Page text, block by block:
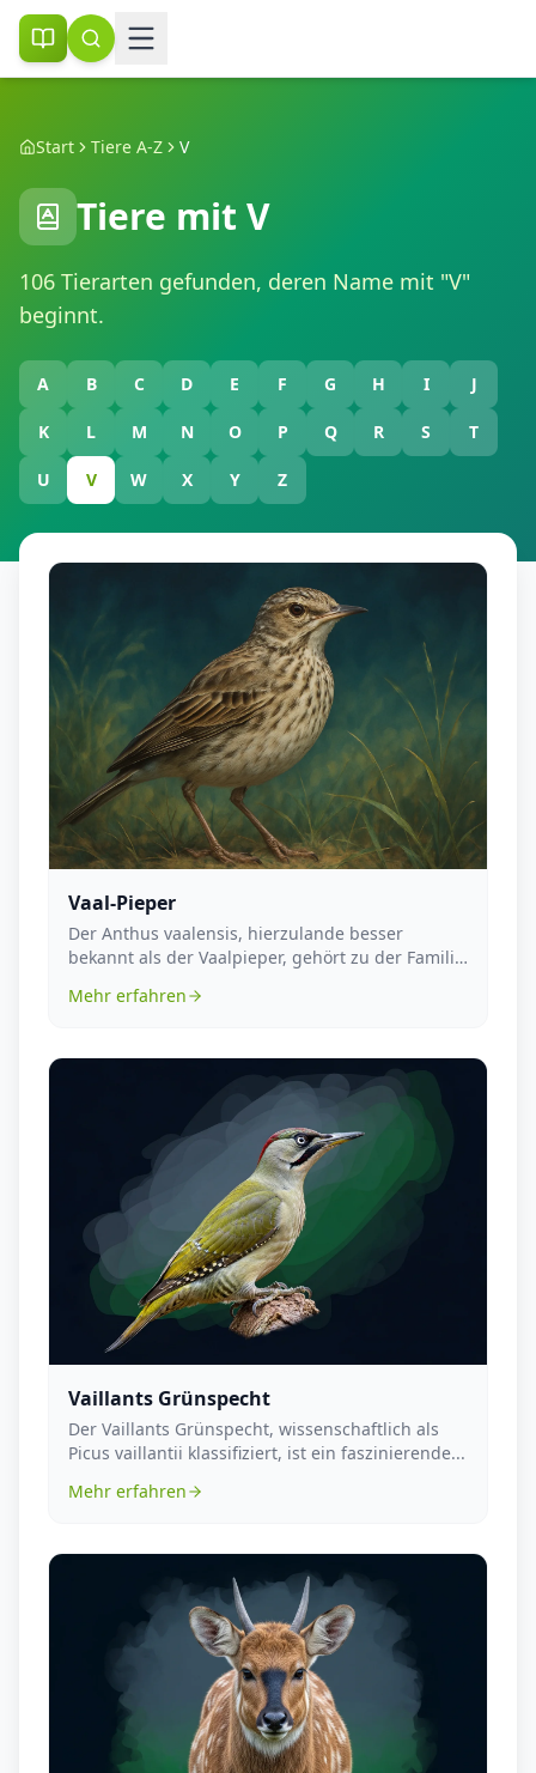
Start Tiere A-Z V
Tiere mit V
106 Tierarten gefunden, deren Name mit "V"
beginnt.
A B C D E F G H I J
K L M N O P Q R S T
U V W X Y Z
Vaal-Pieper
Der Anthus vaalensis, hierzulande besser
bekannt als der Vaalpieper, gehört zu der Familie
Mehr erfahren
Vaillants Grünspecht
Der Vaillants Grünspecht, wissenschaftlich als
Picus vaillantii klassifiziert, ist ein faszinierende...
Mehr erfahren